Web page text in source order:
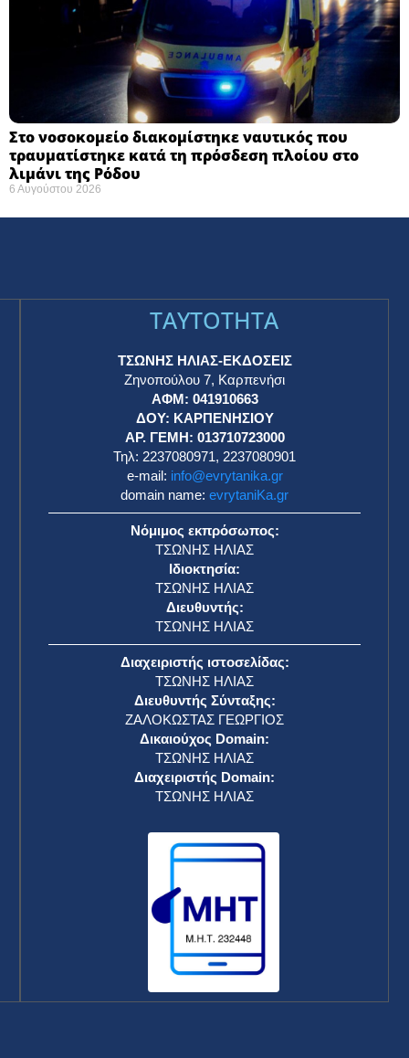
Στο νοσοκομείο διακομίστηκε ναυτικός που
τραυματίστηκε κατά τη πρόσδεση πλοίου στο
λιμάνι της Ρόδου
6 Αυγούστου 2026
TAYTOTHTA
ΤΣΩΝΗΣ ΗΛΙΑΣ-ΕΚΔΟΣΕΙΣ
Ζηνοπούλου 7, Καρπενήσι
ΑΦΜ: 041910663
ΔΟΥ: ΚΑΡΠΕΝΗΣΙΟΥ
ΑΡ. ΓΕΜΗ: 013710723000
Τηλ: 2237080971, 2237080901
e-mail: info@evrytanika.gr
domain name: evrytaniKa.gr
Νόμιμος εκπρόσωπος:
ΤΣΩΝΗΣ ΗΛΙΑΣ
Ιδιοκτησία:
ΤΣΩΝΗΣ ΗΛΙΑΣ
Διευθυντής:
ΤΣΩΝΗΣ ΗΛΙΑΣ
Διαχειριστής ιστοσελίδας:
ΤΣΩΝΗΣ ΗΛΙΑΣ
Διευθυντής Σύνταξης:
ΖΑΛΟΚΩΣΤΑΣ ΓΕΩΡΓΙΟΣ
Δικαιούχος Domain:
ΤΣΩΝΗΣ ΗΛΙΑΣ
Διαχειριστής Domain:
ΤΣΩΝΗΣ ΗΛΙΑΣ